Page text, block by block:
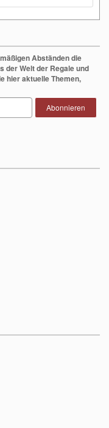
Abständen die
der Welt der Regale und
hier aktuelle Themen,
Abonnieren